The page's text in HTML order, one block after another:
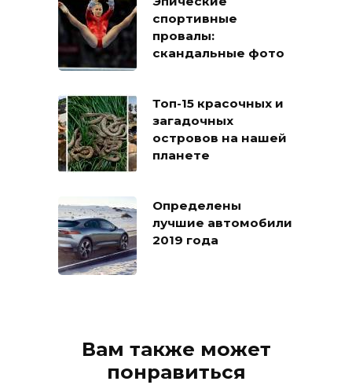
спортивные
провалы:
скандальные фото
Топ-15 красочных и
загадочных
островов на нашей
планете
Определены
лучшие автомобили
2019 года
Вам также может
понравиться